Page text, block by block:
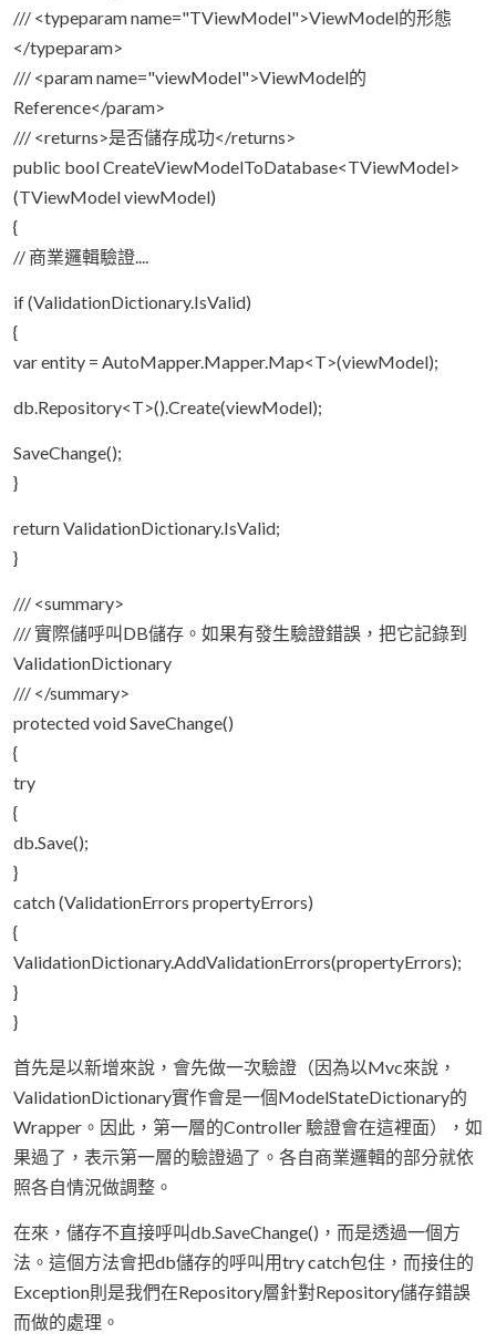
/// <typeparam name="TViewModel">ViewModel的形態
</typeparam>
/// <param name="viewModel">ViewModel的
Reference</param>
/// <returns>是否儲存成功</returns>
public bool CreateViewModelToDatabase<TViewModel>
(TViewModel viewModel)
{
// 商業邏輯驗證....
if (ValidationDictionary.IsValid)
{
var entity = AutoMapper.Mapper.Map<T>(viewModel);
db.Repository<T>().Create(viewModel);
SaveChange();
}
return ValidationDictionary.IsValid;
}
/// <summary>
/// 實際儲呼叫DB儲存。如果有發生驗證錯誤，把它記錄到
ValidationDictionary
/// </summary>
protected void SaveChange()
{
try
{
db.Save();
}
catch (ValidationErrors propertyErrors)
{
ValidationDictionary.AddValidationErrors(propertyErrors);
}
}
首先是以新增來說，會先做一次驗證（因為以Mvc來說，
ValidationDictionary實作會是一個ModelStateDictionary的
Wrapper。因此，第一層的Controller 驗證會在這裡面），如
果過了，表示第一層的驗證過了。各自商業邏輯的部分就依
照各自情況做調整。
在來，儲存不直接呼叫db.SaveChange()，而是透過一個方
法。這個方法會把db儲存的呼叫用try catch包住，而接住的
Exception則是我們在Repository層針對Repository儲存錯誤
而做的處理。